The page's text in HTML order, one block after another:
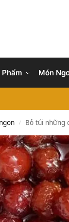
Phẩm Món
/ Bỏ túi những